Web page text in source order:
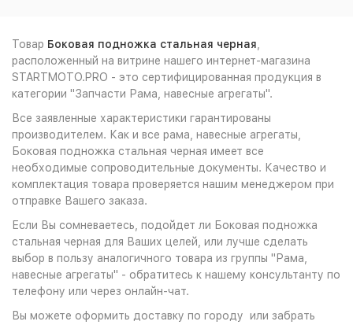
Товар Боковая подножка стальная черная
расположенный на витрине нашего интернет-магазина
STARTMOTO.PRO - это сертифицированная продукция в
категории "Запчасти Рама, навесные агрегаты".
Все заявленные характеристики гарантированы
производителем. Как и все рама, навесные агрегаты,
Боковая подножка стальная черная имеет все
необходимые сопроводительные документы. Качество и
комплектация товара проверяется нашим менеджером при
отправке Вашего заказа.
Если Вы сомневаетесь, подойдет ли Боковая подножка
стальная черная для Ваших целей, или лучше сделать
выбор в пользу аналогичного товара из группы "Рама,
навесные агрегаты" - обратитесь к нашему консультанту по
телефону или через онлайн-чат.
Вы можете оформить доставку по городу или забрать